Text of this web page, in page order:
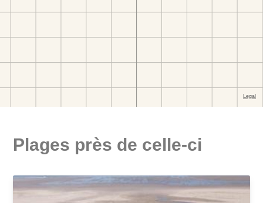
Plages près de celle-ci